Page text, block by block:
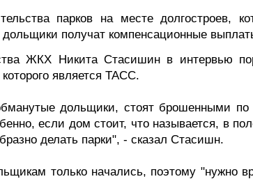
парков на месте долгостроев,
получат компенсационные
ЖКХ Никита Стасишин в интервью
является ТАСС.
дольщики, стоят брошенными по
если дом стоит, что называется, в
делать парки", - сказал Стасишн.
только начались, поэтому "нужно